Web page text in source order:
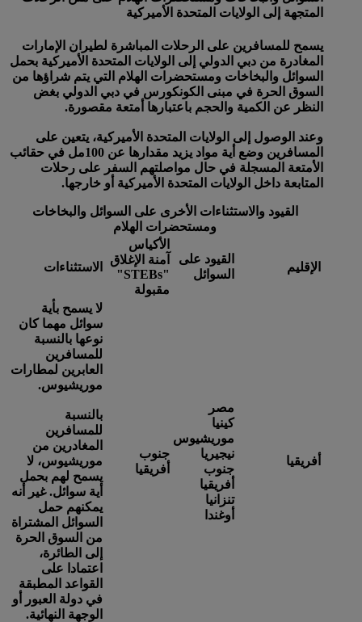
المتجهة إلى الولايات المتحدة الأميركية
يسمح للمسافرين على الرحلات المباشرة لطيران الإمارات
المغادرة من دبي الدولي إلى الولايات المتحدة الأميركية بحمل
السوائل والبخاخات ومستحضرات الهلام التي يتم شراؤها من
السوق الحرة في مبنى الكونكورس في دبي الدولي بغض
النظر عن الكمية والحجم باعتبارها أمتعة مقصورة.
وعند الوصول إلى الولايات المتحدة الأميركية، يتعين على
المسافرين وضع أية مواد يزيد مقدارها عن 100مل في حقائب
الأمتعة المسجلة في حال مواصلتهم السفر على رحلات
المتابعة داخل الولايات المتحدة الأميركية أو خارجها.
القيود والاستثناءات الأخرى على السوائل والبخاخات
ومستحضرات الهلام
الإقليم
القيود على
السوائل
الأكياس
آمنة الإغلاق
"STEBs"
مقبولة
الاستثناءات
أفريقيا
مصر
كينيا
موريشيوس
نيجيريا
جنوب
أفريقيا
تنزانيا
أوغندا
جنوب
أفريقيا
لا يسمح بأية
سوائل مهما كان
نوعها بالنسبة
للمسافرين
العابرين لمطارات
موريشيوس.
بالنسبة
للمسافرين
المغادرين من
موريشيوس، لا
يسمح لهم بحمل
أية سوائل. غير أنه
يمكنهم حمل
السوائل المشتراة
من السوق الحرة
إلى الطائرة،
اعتمادا على
القواعد المطبقة
في دولة العبور أو
الوجهة النهائية.